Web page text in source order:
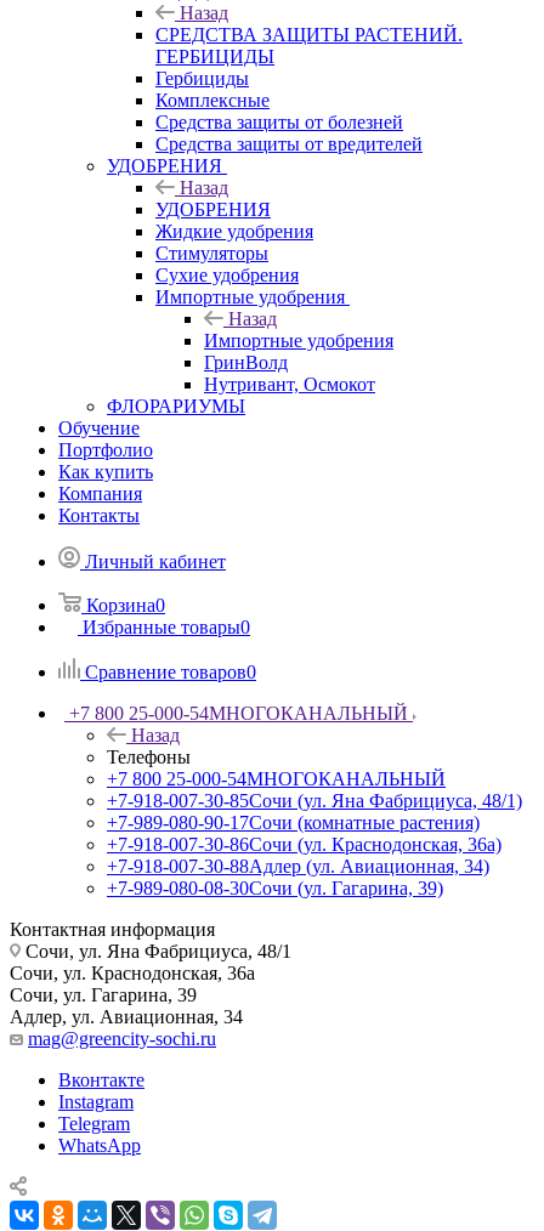
Назад
СРЕДСТВА ЗАЩИТЫ РАСТЕНИЙ.
ГЕРБИЦИДЫ
Гербициды
Комплексные
Средства защиты от болезней
Средства защиты от вредителей
УДОБРЕНИЯ
Назад
УДОБРЕНИЯ
Жидкие удобрения
Стимуляторы
Сухие удобрения
Импортные удобрения
Назад
Импортные удобрения
ГринВолд
Нутривант, Осмокот
ФЛОРАРИУМЫ
Обучение
Портфолио
Как купить
Компания
Контакты
Личный кабинет
Корзина0
Избранные товары0
Сравнение товаров0
+7 800 25-000-54МНОГОКАНАЛЬНЫЙ
Назад
Телефоны
+7 800 25-000-54МНОГОКАНАЛЬНЫЙ
+7-918-007-30-85Сочи (ул. Яна Фабрициуса, 48/1)
+7-989-080-90-17Сочи (комнатные растения)
+7-918-007-30-86Сочи (ул. Краснодонская, 36а)
+7-918-007-30-88Адлер (ул. Авиационная, 34)
+7-989-080-08-30Сочи (ул. Гагарина, 39)
Контактная информация
Сочи, ул. Яна Фабрициуса, 48/1
Сочи, ул. Краснодонская, 36а
Сочи, ул. Гагарина, 39
Адлер, ул. Авиационная, 34
mag@greencity-sochi.ru
Вконтакте
Instagram
Telegram
WhatsApp